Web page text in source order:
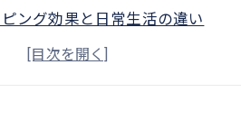
ング効果と日常生活の違い
で筋肉や関節の安定性を実感